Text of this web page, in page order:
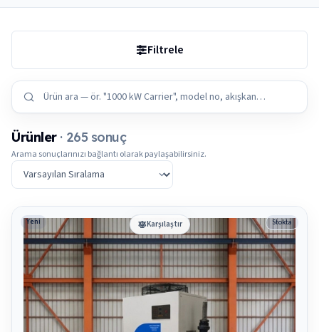
Filtrele
Ürünler· 265 sonuç
Arama sonuçlarınızı bağlantı olarak paylaşabilirsiniz.
Sıralama
Karşılaştır
Yeni Stokta